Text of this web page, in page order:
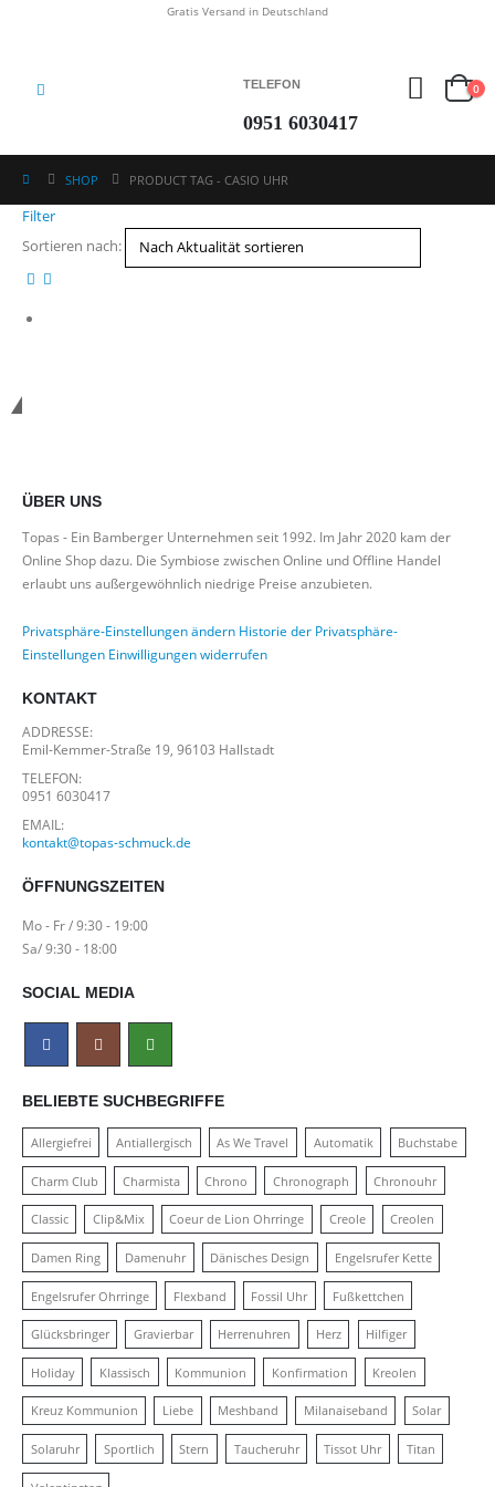
Gratis Versand in Deutschland
TELEFON
0951 6030417
0
SHOP PRODUCT TAG -CASIO UHR
Filter
Sortieren nach:
ÜBER UNS
Topas - Ein Bamberger Unternehmen seit 1992. Im Jahr 2020 kam der
Online Shop dazu. Die Symbiose zwischen Online und Offline Handel
erlaubt uns außergewöhnlich niedrige Preise anzubieten.
Privatsphäre-Einstellungen ändern Historie der Privatsphäre-
Einstellungen Einwilligungen widerrufen
KONTAKT
ADDRESSE:
Emil-Kemmer-Straße 19, 96103 Hallstadt
TELEFON:
0951 6030417
EMAIL:
kontakt@topas-schmuck.de
ÖFFNUNGSZEITEN
Mo - Fr / 9:30 - 19:00
Sa/ 9:30 - 18:00
SOCIAL MEDIA
BELIEBTE SUCHBEGRIFFE
Allergiefrei Antiallergisch As We Travel Automatik Buchstabe
Charm Club Charmista Chrono Chronograph Chronouhr
Classic Clip&Mix Coeur de Lion Ohrringe Creole Creolen
Damen Ring Damenuhr Dänisches Design Engelsrufer Kette
Engelsrufer Ohrringe Flexband Fossil Uhr Fußkettchen
Glücksbringer Gravierbar Herrenuhren Herz Hilfiger
Holiday Klassisch Kommunion Konfirmation Kreolen
Kreuz Kommunion Liebe Meshband Milanaiseband Solar
Solaruhr Sportlich Stern Taucheruhr Tissot Uhr Titan